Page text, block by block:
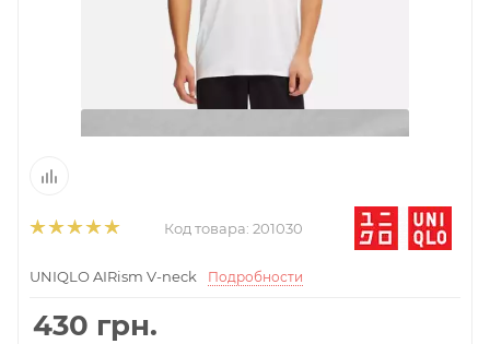
Код товара: 201030
UNIQLO AIRism V-neck Подробности
430 грн.